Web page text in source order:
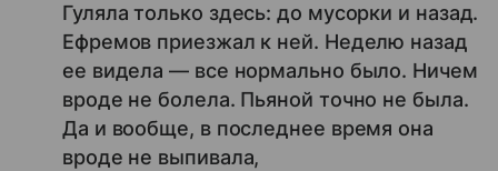
Гуляла только здесь: до мусорки и назад.
Ефремов приезжал к ней. Неделю назад
ее видела — все нормально было. Ничем
вроде не болела. Пьяной точно не была.
Да и вообще, в последнее время она
вроде не выпивала,